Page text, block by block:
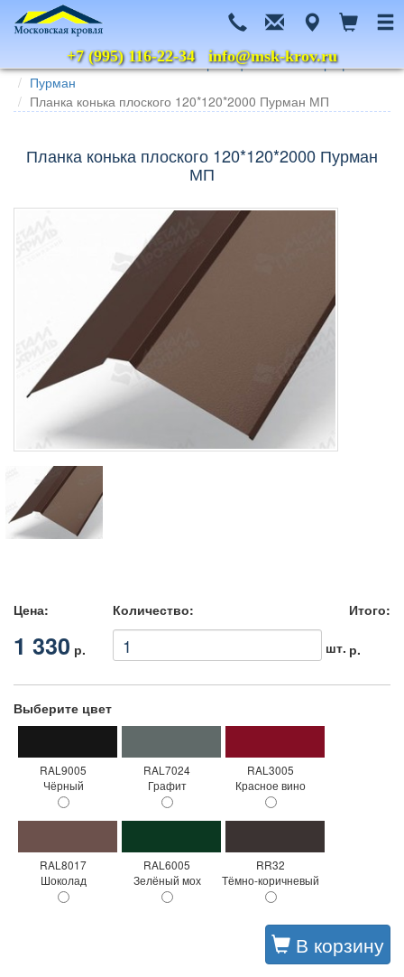
+7 (995) 116-22-34info@msk-krov.ru
Главная Каталог Металлочерепица
Металл Профиль
Пурман
Планка конька плоского 120*120*2000 Пурман МП
Планка конька плоского 120*120*2000 Пурман
МП
Цена:
1 330 р.
Количество:
шт.
Итого:
р.
Выберите цвет
RAL9005
Чёрный
RAL7024
Графит
RAL3005
Красное вино
RAL8017
Шоколад
RAL6005
Зелёный мох
RR32
Тёмно-коричневый
В корзину